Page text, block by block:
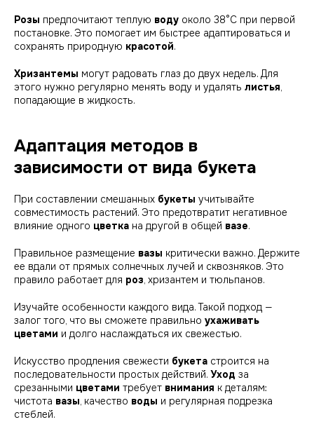
Розы предпочитают теплую воду около 38°C при первой
постановке. Это помогает им быстрее адаптироваться и
сохранять природную красотой.
Хризантемы могут радовать глаз до двух недель. Для
этого нужно регулярно менять воду и удалять листья,
попадающие в жидкость.
Адаптация методов в
зависимости от вида букета
При составлении смешанных букеты учитывайте
совместимость растений. Это предотвратит негативное
влияние одного цветка на другой в общей вазе.
Правильное размещение вазы критически важно. Держите
ее вдали от прямых солнечных лучей и сквозняков. Это
правило работает для роз, хризантем и тюльпанов.
Изучайте особенности каждого вида. Такой подход —
залог того, что вы сможете правильно ухаживать
цветами и долго наслаждаться их свежестью.
Искусство продления свежести букета строится на
последовательности простых действий. Уход за
срезанными цветами требует внимания к деталям:
чистота вазы, качество воды и регулярная подрезка
стеблей.